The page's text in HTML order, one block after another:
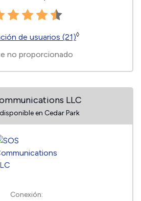
de usuarios (21)◊
no proporcionado
LLC
en Cedar Park
Conexión: